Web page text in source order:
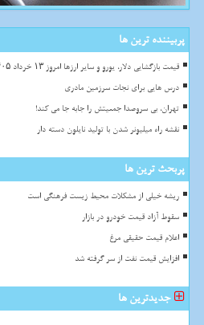
پربیننده ترین ها
قیمت بازگشایی دلار، یورو و سایر ارزها امروز ۱۳ خرداد ۱۴۰۵ به همراه جدول
درس هایی برای نجات سرزمین مادری
تهران، بی سروصدا جمعیتش را جابه جا می کند!
نقشه راه میلیونر شدن با تولید نایلون دسته دار
پربحث ترین ها
ریشه خیلی از مشکلات محیط زیست فرهنگی است
سقوط آزاد قیمت خودرو در بازار
اعلام قیمت حقیقی مرغ
افزایش قیمت نفت از سر گرفته شد
جدیدترین ها